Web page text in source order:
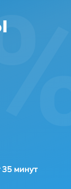
35 минут